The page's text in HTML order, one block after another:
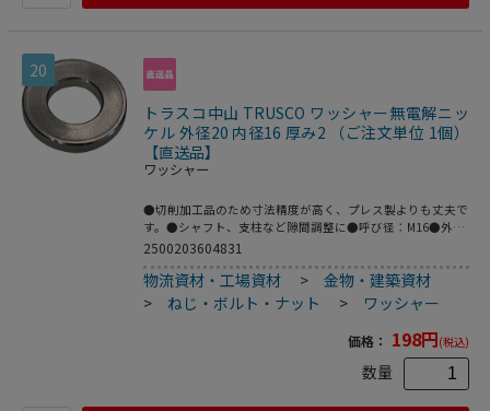
20
トラスコ中山 TRUSCO ワッシャー無電解ニッ
ケル 外径20 内径16 厚み2 （ご注文単位 1個）
【直送品】
ワッシャー
●切削加工品のため寸法精度が高く、プレス製よりも丈夫で
す。●シャフト、支柱など隙間調整に●呼び径：M16●外径
(mm)：20●内径(mm)：16●厚さ(mm)：2●鉄(無電解ニッ
2500203604831
物流資材・工場資材 >金物・建築資材
> ねじ・ボルト・ナット > ワッシャー
価格： 198円(税込)
数量